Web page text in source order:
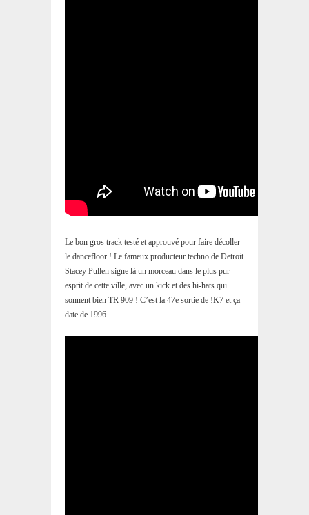
Le bon gros track testé et approuvé pour faire décoller
le dancefloor ! Le fameux producteur techno de Detroit
Stacey Pullen signe là un morceau dans le plus pur
esprit de cette ville, avec un kick et des hi-hats qui
sonnent bien TR 909 ! C’est la 47e sortie de !K7 et ça
date de 1996.